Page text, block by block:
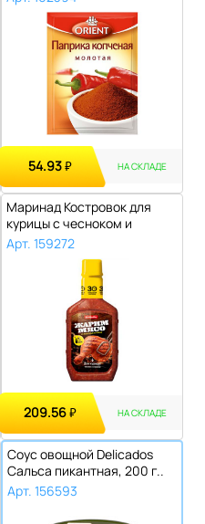
54.93₽ НА СКЛАДЕ
Маринад Костровок для
курицы с чесноком и
травами, 300 ..
Арт. 159272
209.56₽ НА СКЛАДЕ
Соус овощной Delicados
Сальса пикантная, 200 г..
Арт. 156593